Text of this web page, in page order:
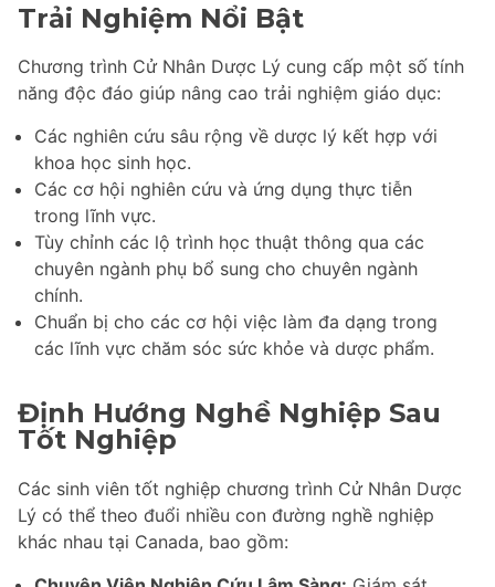
Trải Nghiệm Nổi Bật
Chương trình Cử Nhân Dược Lý cung cấp một số tính
năng độc đáo giúp nâng cao trải nghiệm giáo dục:
Các nghiên cứu sâu rộng về dược lý kết hợp với
khoa học sinh học.
Các cơ hội nghiên cứu và ứng dụng thực tiễn
trong lĩnh vực.
Tùy chỉnh các lộ trình học thuật thông qua các
chuyên ngành phụ bổ sung cho chuyên ngành
chính.
Chuẩn bị cho các cơ hội việc làm đa dạng trong
các lĩnh vực chăm sóc sức khỏe và dược phẩm.
Định Hướng Nghề Nghiệp Sau
Tốt Nghiệp
Các sinh viên tốt nghiệp chương trình Cử Nhân Dược
Lý có thể theo đuổi nhiều con đường nghề nghiệp
khác nhau tại Canada, bao gồm: